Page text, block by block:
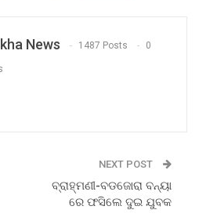
News 1487 Posts 0
NEXT POST
ବ୍ରାହ୍ମଣୀ-ବଡଜୋରା ବନ୍ୟା
ରେ ଫସିଲେ ଦୁଇ ଯୁବକ